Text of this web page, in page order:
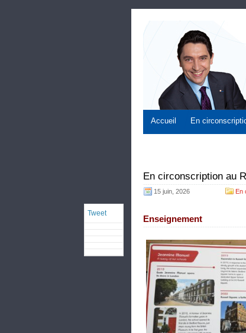
Accueil En
En circonscription au
15 juin, 2026 En
Tweet
Enseignement